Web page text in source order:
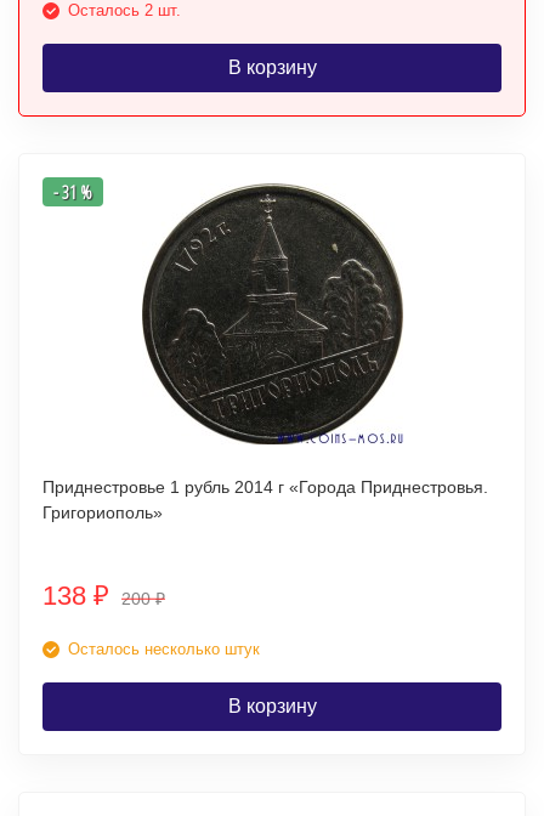
Осталось 2 шт.
В корзину
- 31 %
Приднестровье 1 рубль 2014 г «Города Приднестровья.
Григориополь»
138 ₽ 200₽
Осталось несколько штук
В корзину